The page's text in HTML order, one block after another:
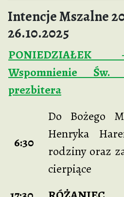
Intencje Mszalne
26.10.2025
PONIEDZIAŁEK
Wspomnienie Św.
prezbitera
6:30
Do Bożego
Henryka
rodziny oraz
cierpiące